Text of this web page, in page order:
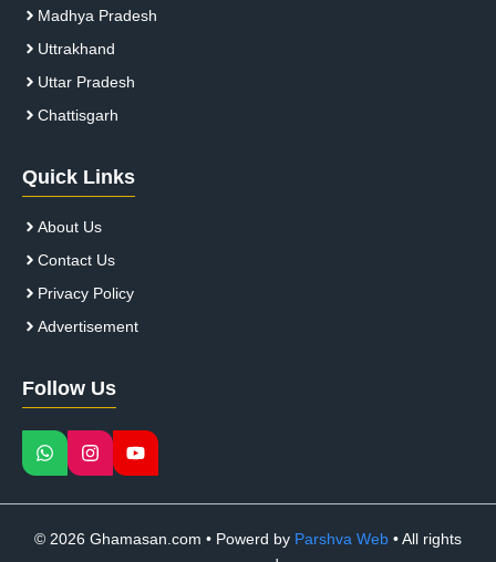
Madhya Pradesh
Uttrakhand
Uttar Pradesh
Chattisgarh
Quick Links
About Us
Contact Us
Privacy Policy
Advertisement
Follow Us
© 2026 Ghamasan.com • Powerd by Parshva Web • All rights